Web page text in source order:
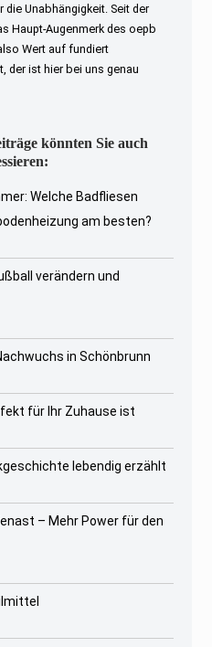
Unabhängigkeit. Seit der
Haupt-Augenmerk des oepb
Wert auf fundiert
der ist hier bei uns genau
könnten Sie auch
Welche Badfliesen
am besten?
verändern und
in Schönbrunn
für Ihr Zuhause ist
lebendig erzählt
– Mehr Power für den